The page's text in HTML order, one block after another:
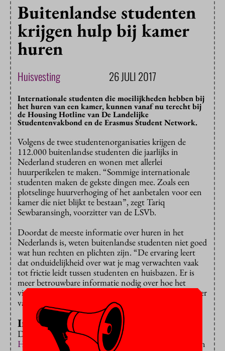
Buitenlandse studenten
krijgen hulp bij kamer
huren
Huisvesting 26 JULI 2017
Internationale studenten die moeilijkheden hebben bij
het huren van een kamer, kunnen vanaf nu terecht bij
de Housing Hotline van De Landelijke
Studentenvakbond en de Erasmus Student Network.
Volgens de twee studentenorganisaties krijgen de
112.000 buitenlandse studenten die jaarlijks in
Nederland studeren en wonen met allerlei
huurperikelen te maken. “Sommige internationale
studenten maken de gekste dingen mee. Zoals een
plotselinge huurverhoging of het aanbetalen voor een
kamer die niet blijkt te bestaan”, zegt Tariq
Sewbaransingh, voorzitter van de LSVb.
Doordat de meeste informatie over huren in het
Nederlands is, weten buitenlandse studenten niet goed
wat hun rechten en plichten zijn. “De ervaring leert
dat onduidelijkheid over wat je mag verwachten vaak
tot frictie leidt tussen studenten en huisbazen. Er is
meer betrouwbare informatie nodig over hoe het
vinden en huren van een kamer werkt”, stelt voorzitter
van ESN Nederland Renate Krabbendam.
In auto slapen
Dat willen de LSVb en ESN bieden. Op de
Hotline
kunnen studenten bijvoorbeeld vragen stellen